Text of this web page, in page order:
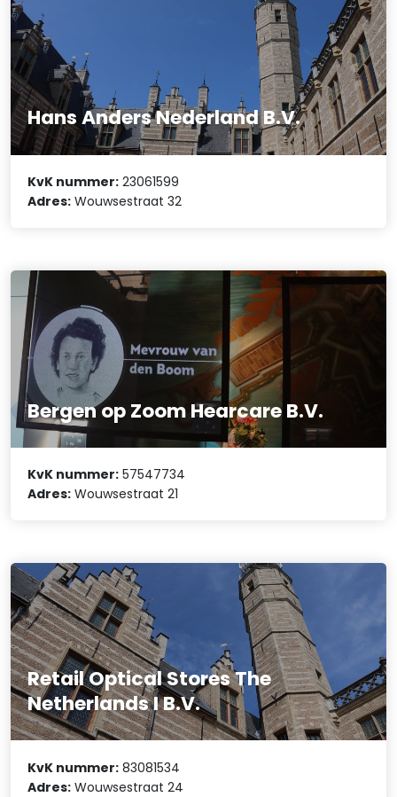
Hans Anders Nederland B.V.
KvK nummer: 23061599
Adres: Wouwsestraat 32
Bergen op Zoom Hearcare B.V.
KvK nummer: 57547734
Adres: Wouwsestraat 21
Retail Optical Stores The
Netherlands I B.V.
KvK nummer: 83081534
Adres: Wouwsestraat 24